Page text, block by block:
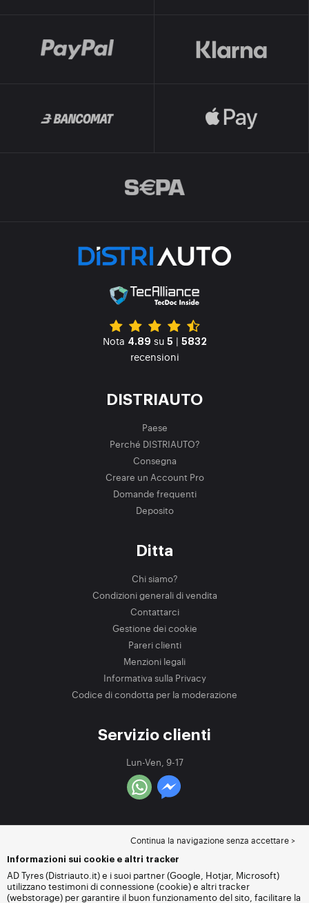
Nota 4.89 su 5 | 5832
recensioni
DISTRIAUTO
Paese
Perché DISTRIAUTO?
Consegna
Creare un Account Pro
Domande frequenti
Deposito
Ditta
Chi siamo?
Condizioni generali di vendita
Contattarci
Gestione dei cookie
Pareri clienti
Menzioni legali
Informativa sulla Privacy
Codice di condotta per la moderazione
Servizio clienti
Lun-Ven, 9-17
Continua la navigazione senza accettare >
Informazioni sui cookie e altri tracker
AD Tyres (Distriauto.it) e i suoi partner (Google, Hotjar, Microsoft)
utilizzano testimoni di connessione (cookie) e altri tracker
(webstorage) per garantire il buon funzionamento del sito, facilitare la